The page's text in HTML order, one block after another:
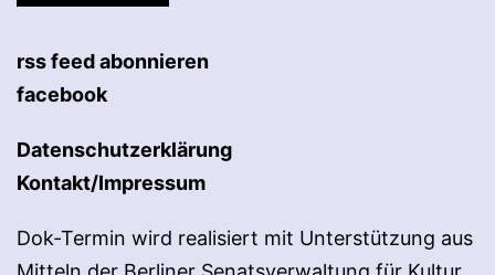
rss feed abonnieren
facebook
Datenschutzerklärung
Kontakt/Impressum
Dok-Termin wird realisiert mit Unterstützung aus